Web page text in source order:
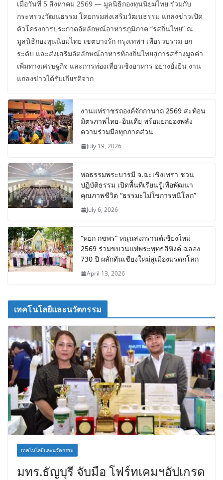
เมื่อวันที่ 5 สิงหาคม 2569 — มูลนิธิกองทุนนิยมไทย ร่วมกับ
กระทรวงวัฒนธรรม โดยกรมส่งเสริมวัฒนธรรม แถลงข่าวเปิด
ตัวโครงการประกวดอัตลักษณ์อาหารภูมิภาค “รสถิ่นไทย” ณ
มูลนิธิกองทุนนิยมไทย เขตบางรัก กรุงเทพฯ เพื่อรวบรวม ยก
ระดับ และส่งเสริมอัตลักษณ์อาหารท้องถิ่นไทยสู่การสร้างมูลค่า
เพิ่มทางเศรษฐกิจ และการท่องเที่ยวเชิงอาหาร อย่างยั่งยืน งาน
แถลงข่าวได้รับเกียรติจาก
งานแห่ราชรถองค์จักกานาถ 2569 สะท้อน
มิตรภาพไทย–อินเดีย พร้อมยกย่องพลัง
ความร่วมมือทุกภาคส่วน
July 19, 2026
หอธรรมพระบารมี จ.ฉะเชิงเทรา ชวน
ปฏิบัติธรรม เปิดพื้นที่เรียนรู้เพื่อพัฒนา
คุณภาพชีวิต “ธรรมะไม่ใช่การหนีโลก”
July 6, 2026
“หยก กชพร” หนุนสงกรานต์เชียงใหม่
2569 ร่วมขบวนแห่พระพุทธสิหิงค์ ฉลอง
730 ปี ผลักดันเชียงใหม่สู่เมืองมรดกโลก
April 13, 2026
เทคโนโลยีและนวัตกรรม
เทคโนโลยีและนวัตกรรม
มทร.ธัญบุรี จับมือ โฟร์ทเคมฯอัปเกรด